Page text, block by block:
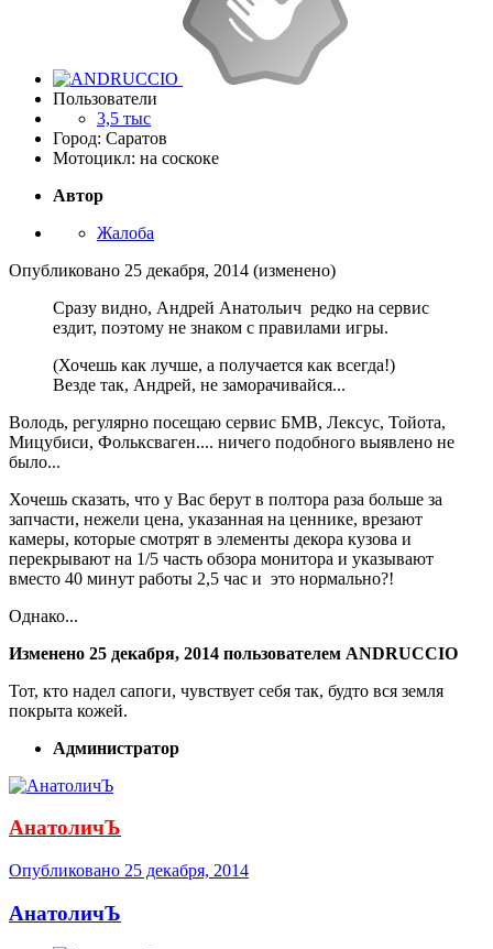
Пользователи
3,5 тыс
Город: Саратов
Мотоцикл: на соскоке
Автор
Жалоба
Опубликовано 25 декабря, 2014 (изменено)
Сразу видно, Андрей Анатольич редко на сервис
ездит, поэтому не знаком с правилами игры.
(Хочешь как лучше, а получается как всегда!)
Везде так, Андрей, не заморачивайся...
Володь, регулярно посещаю сервис БМВ, Лексус, Тойота,
Мицубиси, Фольксваген.... ничего подобного выявлено не
было...
Хочешь сказать, что у Вас берут в полтора раза больше за
запчасти, нежели цена, указанная на ценнике, врезают
камеры, которые смотрят в элементы декора кузова и
перекрывают на 1/5 часть обзора монитора и указывают
вместо 40 минут работы 2,5 час и это нормально?!
Однако...
Изменено 25 декабря, 2014 пользователем ANDRUCCIO
Тот, кто надел сапоги, чувствует себя так, будто вся земля
покрыта кожей.
Администратор
АнатоличЪ
Опубликовано 25 декабря, 2014
АнатоличЪ